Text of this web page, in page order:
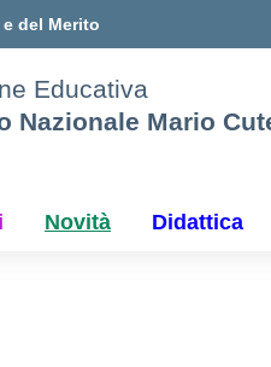
del Merito
Educativa
Nazionale Mario
Novità Didattica